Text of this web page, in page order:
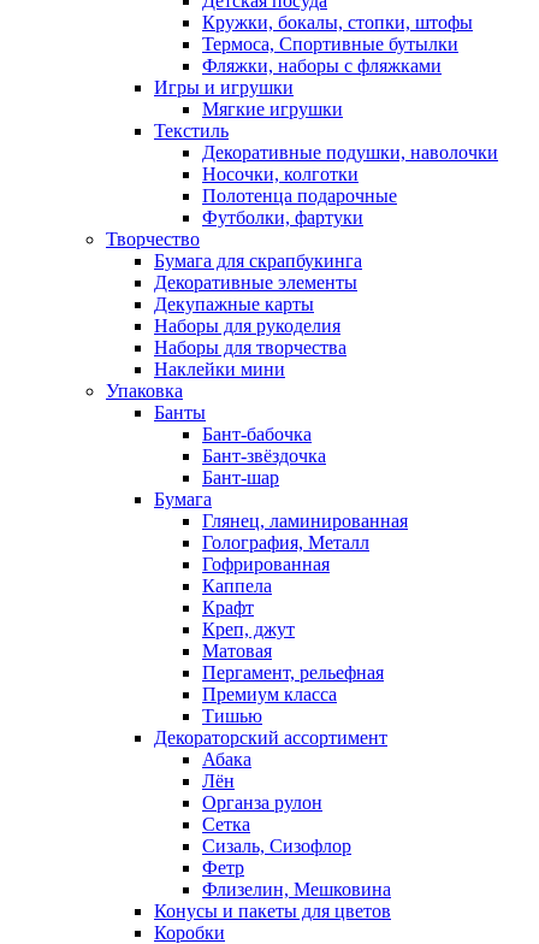
Кружки, бокалы, стопки, штофы
Термоса, Спортивные бутылки
Фляжки, наборы с фляжками
Игры и игрушки
Мягкие игрушки
Текстиль
Декоративные подушки, наволочки
Носочки, колготки
Полотенца подарочные
Футболки, фартуки
Творчество
Бумага для скрапбукинга
Декоративные элементы
Декупажные карты
Наборы для рукоделия
Наборы для творчества
Наклейки мини
Упаковка
Банты
Бант-бабочка
Бант-звёздочка
Бант-шар
Бумага
Глянец, ламинированная
Голография, Металл
Гофрированная
Каппела
Крафт
Креп, джут
Матовая
Пергамент, рельефная
Премиум класса
Тишью
Декораторский ассортимент
Абака
Лён
Органза рулон
Сетка
Сизаль, Сизофлор
Фетр
Флизелин, Мешковина
Конусы и пакеты для цветов
Коробки